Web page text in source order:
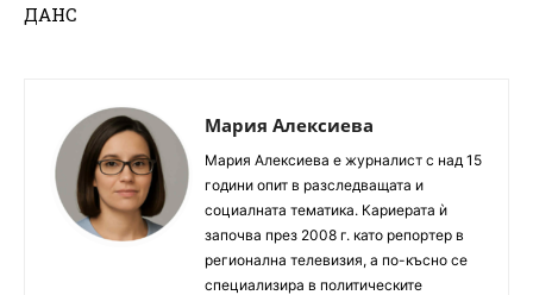
ДАНС
Мария Алексиева
Мария Алексиева е журналист с над 15
години опит в разследващата и
социалната тематика. Кариерата ѝ
започва през 2008 г. като репортер в
регионална телевизия, а по-късно се
специализира в политическите